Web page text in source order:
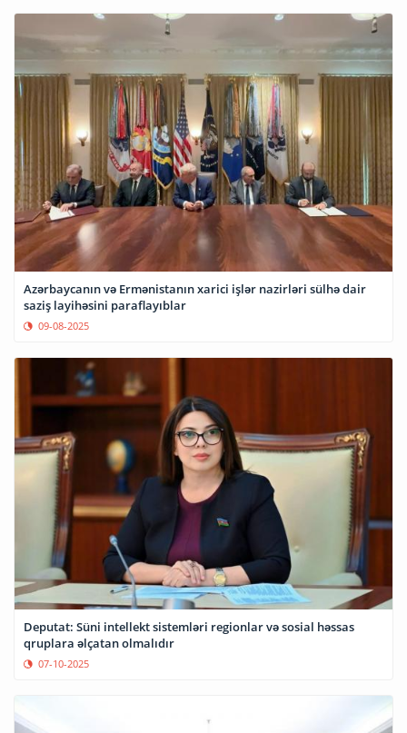
Azərbaycanın və Ermənistanın xarici işlər nazirləri sülhə dair
saziş layihəsini paraflayıblar
09-08-2025
Deputat: Süni intellekt sistemləri regionlar və sosial həssas
qruplara əlçatan olmalıdır
07-10-2025